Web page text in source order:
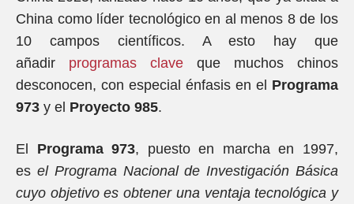
China como líder tecnológico en al menos 8 de los
10 campos científicos. A esto hay que
añadir programas clave que muchos chinos
desconocen, con especial énfasis en el Programa
973 y el Proyecto 985.
El Programa 973, puesto en marcha en 1997,
es el Programa Nacional de Investigación Básica
cuyo objetivo es obtener una ventaja tecnológica y